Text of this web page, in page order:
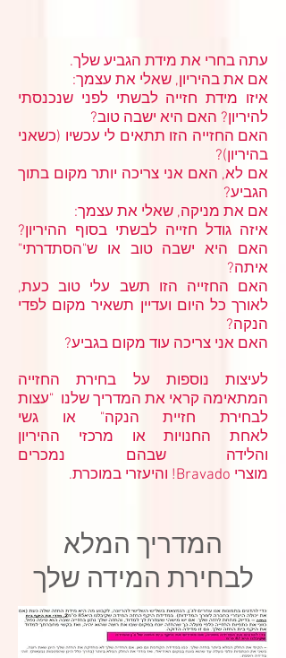
עתה בחרי את מידת הגביע שלך.
אם את בהיריון, שאלי את עצמך:
איזו מידת חזייה לבשתי לפני שנכנסתי
להיריון? האם היא ישבה טוב?
האם החזייה הזו תתאים לי עכשיו (כשאני
בהיריון)?
אם לא, האם אני צריכה יותר מקום בתוך
הגביע?
אם את מניקה, שאלי את עצמך:
איזה גודל חזייה לבשתי בסוף ההיריון?
האם היא ישבה טוב או ש"הסתדרתי"
איתה?
האם החזייה הזו תשב עלי טוב כעת,
לאורך כל היום ועדיין תשאיר מקום לפדי
הנקה?
האם אני צריכה עוד מקום בגביע?
לעיצות נוספות על בחירת החזייה
המתאימה קראי את המדריך שלנו "עצות
לבחירת חזיית הנקה" או גשי
לאחת החנויות או מרכזי ההיריון
והלידה שבהם נמכרים
מוצרי Bravado! והיעזרי במוכרת.
המדריך המלא
לבחירת המידה שלך